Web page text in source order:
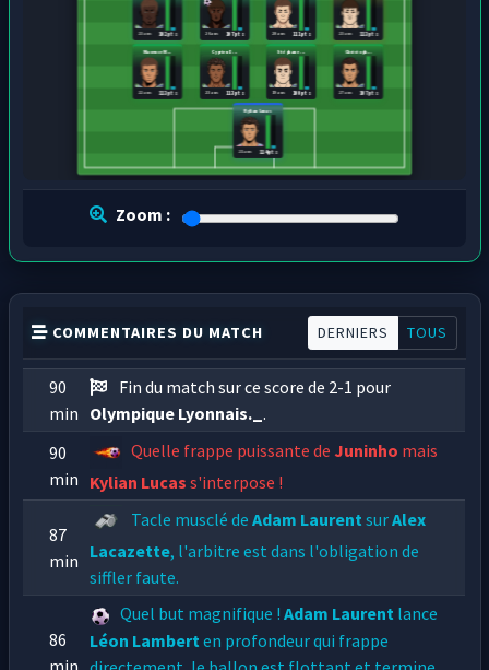
Kylian Lucas
114 pts
21 ans
Maxence M...
113 pts
22 ans
Cyprien D...
113 pts
23 ans
Stéphane ...
100 pts
19 ans
Christoph...
107 pts
27 ans
102 pts
23 ans 107 pts
26 ans 111 pts
28 ans 113 pts
23 ans
Zoom :
COMMENTAIRES DU MATCH DERNIERS TOUS
90
min
Fin du match sur ce score de 2-1 pour
Olympique Lyonnais._.
90
min
Quelle frappe puissante deJuninho mais
Kylian Lucas s'interpose !
87
min
Tacle musclé deAdam Laurent surAlex
Lacazette, l'arbitre est dans l'obligation de
siffler faute.
86
Quel but magnifique !Adam Laurent lance
Léon Lambert en profondeur qui frappe